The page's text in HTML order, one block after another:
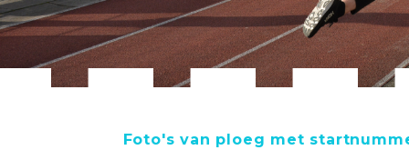
Foto's van ploeg met